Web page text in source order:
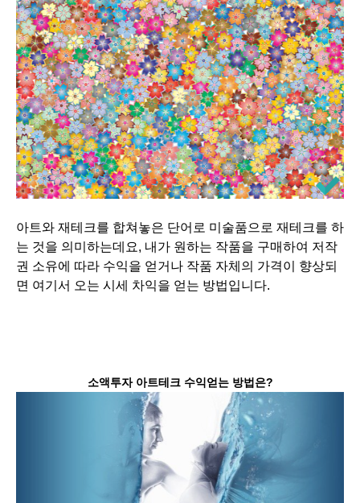
아트와 재테크를 합쳐놓은 단어로 미술품으로 재테크를 하
는 것을 의미하는데요, 내가 원하는 작품을 구매하여 저작
권 소유에 따라 수익을 얻거나 작품 자체의 가격이 향상되
면 여기서 오는 시세 차익을 얻는 방법입니다.
소액투자 아트테크 수익얻는 방법은?